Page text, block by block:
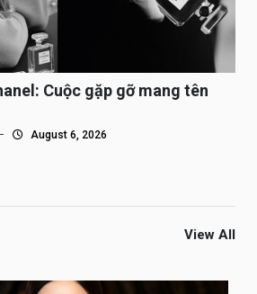
Cuộc gặp gỡ mang tên
August 6, 2026
View All